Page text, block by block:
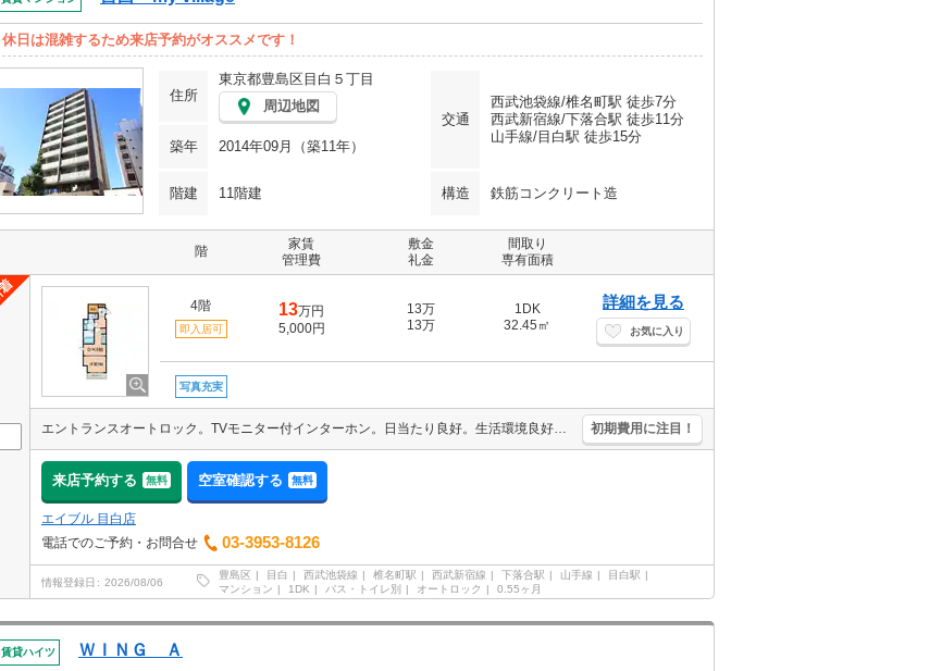
休日は混雑するため来店予約がオススメです！
住所
東京都豊島区目白５丁目
周辺地図
交通
西武池袋線/椎名町駅 徒歩7分
西武新宿線/下落合駅 徒歩11分
山手線/目白駅 徒歩15分
築年 2014年09月（築11年）
階建 11階建 構造 鉄筋コンクリート造
階
家賃
管理費
敷金
礼金
間取り
専有面積
4階
即入居可
13万円
5,000円
13万
13万
1DK
32.45㎡
詳細を見る
お気に入り
写真充実
エントランスオートロック。TVモニター付インターホン。日当たり良好。生活環境良好。シューズインクローゼット付き。浴室乾燥機付。独立洗面台。温水洗浄便座付き。 初期費用に注目！
来店予約する 無料 空室確認する 無料
エイブル 目白店
電話でのご予約・お問合せ
03-3953-8126
情報登録日 2026/08/06
豊島区 目白 西武池袋線 椎名町駅 西武新宿線 下落合駅 山手線
目白駅
マンション
1DK バス・トイレ別 オートロック 0.55ヶ月
賃貸ハイツ ＷＩＮＧ Ａ